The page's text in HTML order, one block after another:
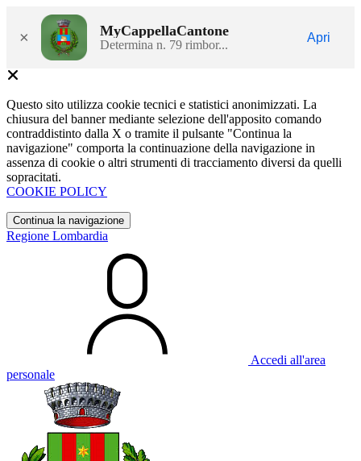
× MyCappellaCantone
Determina n. 79 rimbor...
Apri
Questo sito utilizza cookie tecnici e statistici anonimizzati. La
chiusura del banner mediante selezione dell'apposito comando
contraddistinto dalla X o tramite il pulsante "Continua la
navigazione" comporta la continuazione della navigazione in
assenza di cookie o altri strumenti di tracciamento diversi da quelli
sopracitati.
COOKIE POLICY
Continua la navigazione
Regione Lombardia
Accedi all'area
personale